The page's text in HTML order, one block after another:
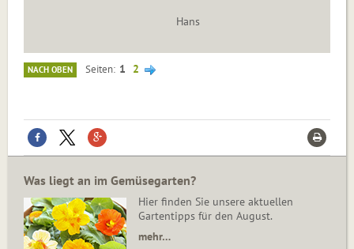
Hans
NACH OBEN Seiten 1 2
Was liegt an im Gemüsegarten?
Hier finden Sie unsere aktuellen
Gartentipps für den August.
mehr…